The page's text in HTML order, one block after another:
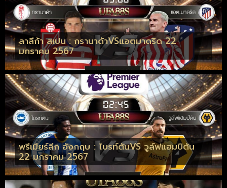
ลาลีก้า สเปน : กรานาด้าVSแอตมาดริด 22
มกราคม 2567
พรีเมียร์ลีก อังกฤษ : ไบรท์ตันVS วูล์ฟแฮมป์ตัน
22 มกราคม 2567